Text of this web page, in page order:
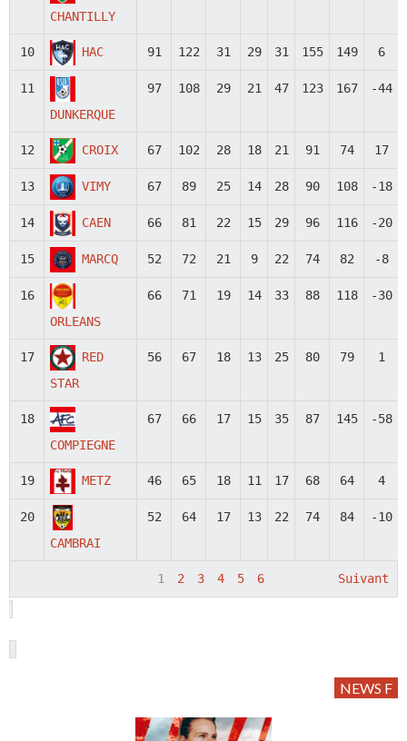
CHANTILLY
10 HAC 91 122 31 29 31 155 149 6
11
DUNKERQUE
97 108 29 21 47 123 167 -44
12 CROIX 67 102 28 18 21 91 74 17
13 VIMY 67 89 25 14 28 90 108 -18
14 CAEN 66 81 22 15 29 96 116 -20
15 MARCQ 52 72 21 9 22 74 82 -8
16
ORLEANS
66 71 19 14 33 88 118 -30
17
RED
STAR
56 67 18 13 25 80 79 1
18
COMPIEGNE
67 66 17 15 35 87 145 -58
19 METZ 46 65 18 11 17 68 64 4
20
CAMBRAI
52 64 17 13 22 74 84 -10
1 2 3 4 5 6 Suivant
NEWS F